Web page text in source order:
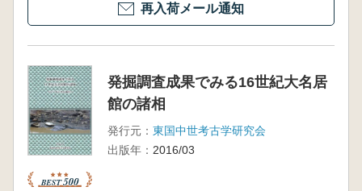
再入荷メール通知
発掘調査成果でみる16世紀大名居
館の諸相
発行元： 東国中世考古学研究会
出版年： 2016/03